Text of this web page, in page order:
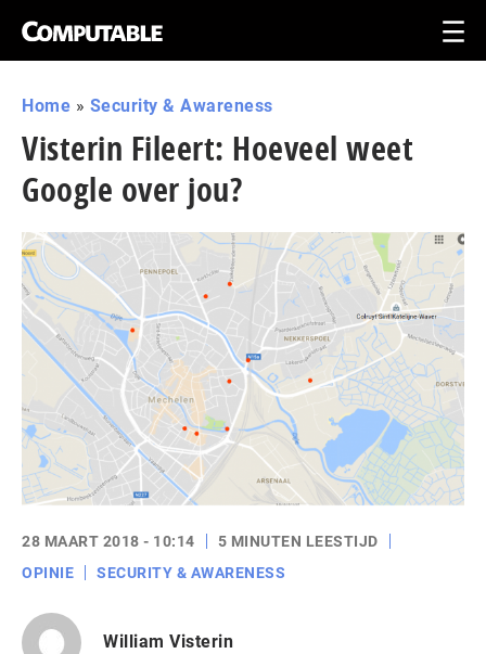
Home » Security & Awareness
Visterin Fileert: Hoeveel weet
Google over jou?
28 MAART 2018 - 10:14
5 MINUTEN LEESTIJD
OPINIE
SECURITY & AWARENESS
William Visterin